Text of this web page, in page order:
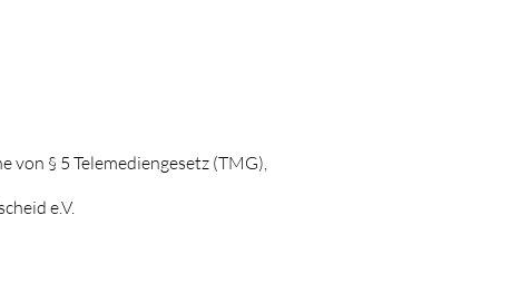
§ 5 Telemediengesetz (TMG),
e.V.